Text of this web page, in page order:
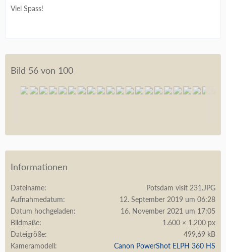
Viel Spass!
Bild 56 von 100
Informationen
Dateiname
Potsdam visit 231.JPG
Aufnahmedatum
12. September 2019 um 06:28
Datum hochgeladen
16. November 2021 um 17:05
Bildmaße
1.600 × 1.200 px
Dateigröße
499,69 kB
Kameramodell
Canon PowerShot ELPH 360 HS